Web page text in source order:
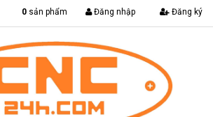
0 sản phẩm Đăng nhập Đăng ký